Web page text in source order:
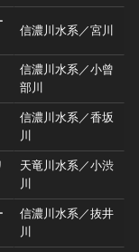
信濃川水系／宮川
信濃川水系／小曾
部川
信濃川水系／香坂
川
天竜川水系／小渋
川
信濃川水系／抜井
川